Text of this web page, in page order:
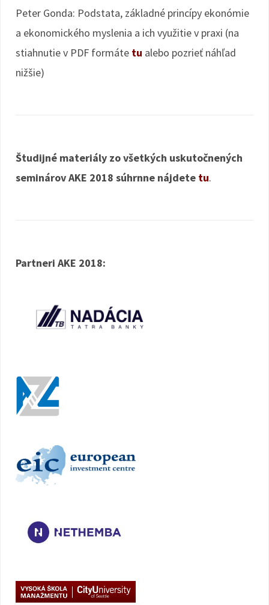
Peter Gonda: Podstata, základné princípy ekonómie
a ekonomického myslenia a ich využitie v praxi (na
stiahnutie v PDF formáte tu alebo pozrieť náhľad
nižšie)
Študijné materiály zo všetkých uskutočnených
seminárov AKE 2018 súhrnne nájdete tu.
Partneri AKE 2018: